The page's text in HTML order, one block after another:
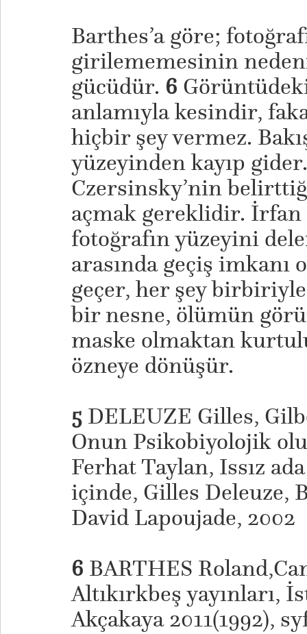
Barthes’a göre;
girilememesinin
gücüdür. 6
anlamıyla kesindir,
hiçbir şey vermez.
yüzeyinden kayıp
Czersinsky’nin
açmak gereklidir.
fotoğrafın yüzeyini
arasında geçiş imkanı
geçer, her şey
bir nesne, ölümün
maske olmaktan
özneye dönüşür.
5DELEUZE Gilles,
Onun Psikobiyolojik
Ferhat Taylan, Issız
içinde, Gilles Deleuze,
David Lapoujade, 2002
6 BARTHES
Altıkırkbeş yayınları,
Akçakaya 2011(1992),